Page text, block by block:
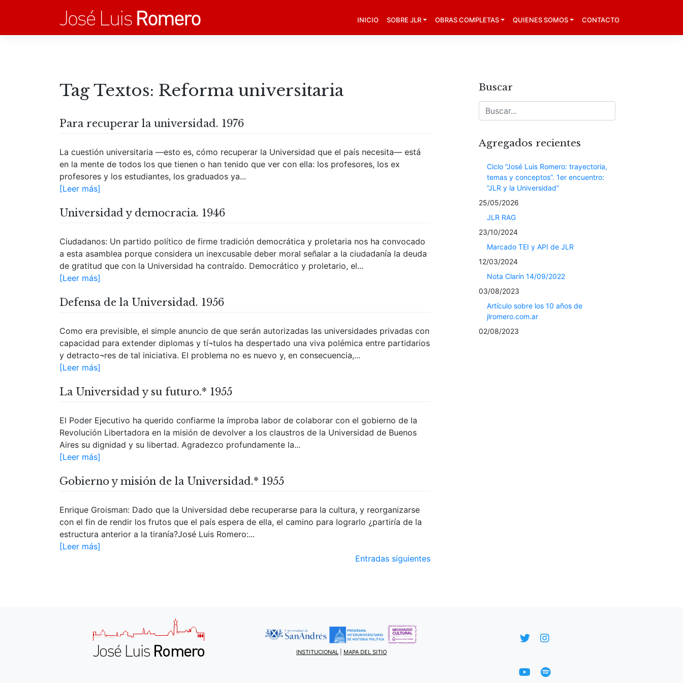
INICIO SOBRE JLR OBRAS COMPLETAS QUIENES SOMOS CONTACTO
Tag Textos: Reforma universitaria
Para recuperar la universidad. 1976
La cuestión universitaria —esto es, cómo recuperar la Universidad que el país necesita— está
en la mente de todos los que tienen o han tenido que ver con ella: los profesores, los ex
profesores y los estudiantes, los graduados ya...
[Leer más]
Universidad y democracia. 1946
Ciudadanos: Un partido político de firme tradición democrática y proletaria nos ha convocado
a esta asamblea porque considera un inexcusable deber moral señalar a la ciudadanía la deuda
de gratitud que con la Universidad ha contraído. Democrático y proletario, el...
[Leer más]
Defensa de la Universidad. 1956
Como era previsible, el simple anuncio de que serán autorizadas las universidades privadas con
capacidad para extender diplomas y tí¬tulos ha despertado una viva polémica entre partidarios
y detracto¬res de tal iniciativa. El problema no es nuevo y, en consecuencia,...
[Leer más]
La Universidad y su futuro.* 1955
El Poder Ejecutivo ha querido confiarme la ímproba labor de colaborar con el gobierno de la
Revolución Libertadora en la misión de devolver a los claustros de la Universidad de Buenos
Aires su dignidad y su libertad. Agradezco profundamente la...
[Leer más]
Gobierno y misión de la Universidad.* 1955
Enrique Groisman: Dado que la Universidad debe recuperarse para la cultura, y reorganizarse
con el fin de rendir los frutos que el país espera de ella, el camino para lograrlo ¿partiría de la
estructura anterior a la tiranía?José Luis Romero:...
[Leer más]
Entradas siguientes
Buscar
Agregados recientes
Ciclo “José Luis Romero: trayectoria,
temas y conceptos”. 1er encuentro:
“JLR y la Universidad”
25/05/2026
JLR RAG
23/10/2024
Marcado TEI y API de JLR
12/03/2024
Nota Clarín 14/09/2022
03/08/2023
Artículo sobre los 10 años de
jlromero.com.ar
02/08/2023
INSTITUCIONAL MAPA DEL SITIO